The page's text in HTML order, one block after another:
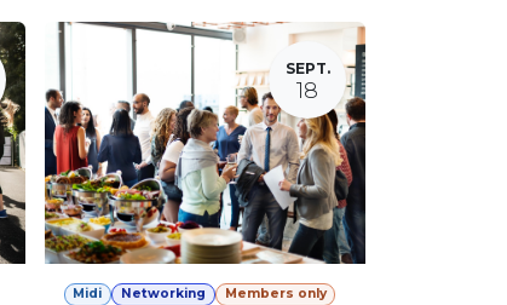
SEPT.
18
Midi Networking Members only